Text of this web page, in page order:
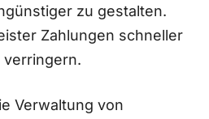
zu gestalten.
Zahlungen schneller‌
verringern.
Verwaltung von